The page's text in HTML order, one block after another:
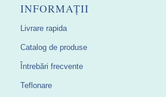
INFORMAȚII
Livrare rapida
Catalog de produse
Întrebări frecvente
Teflonare